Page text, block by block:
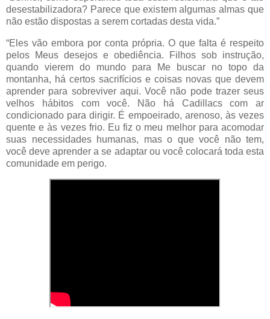
desestabilizadora? Parece que existem algumas almas que
não estão dispostas a serem cortadas desta vida.”
“Eles vão embora por conta própria. O que falta é respeito
pelos Meus desejos e obediência. Filhos sob instrução,
quando vierem do mundo para Me buscar no topo da
montanha, há certos sacrifícios e coisas novas que devem
aprender para sobreviver aqui. Você não pode trazer seus
velhos hábitos com você. Não há Cadillacs com ar
condicionado para dirigir. É empoeirado, arenoso, às vezes
quente e às vezes frio. Eu fiz o meu melhor para acomodar
suas necessidades humanas, mas o que você não tem,
você deve aprender a se adaptar ou você colocará toda esta
comunidade em perigo.